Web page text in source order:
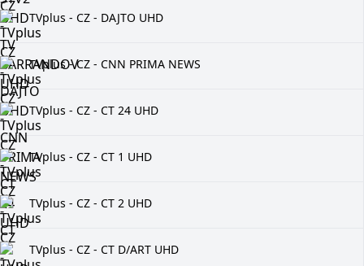
TVplus - CZ - DAJTO UHD
TVplus - CZ - CNN PRIMA NEWS
TVplus - CZ - CT 24 UHD
TVplus - CZ - CT 1 UHD
TVplus - CZ - CT 2 UHD
TVplus - CZ - CT D/ART UHD